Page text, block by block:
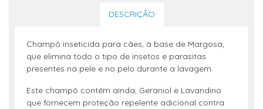
DESCRIÇÃO
Champô inseticida para cães, à base de Margosa,
que elimina todo o tipo de insetos e parasitas
presentes na pele e no pelo durante a lavagem.
Este champô contém ainda, Geraniol e Lavandino
que fornecem proteção repelente adicional contra